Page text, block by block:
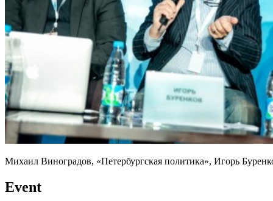
Михаил Виноградов, «Петербургская политика», Игорь
Event